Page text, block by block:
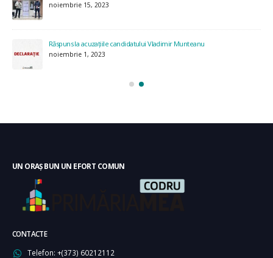
noiembrie 15, 2023
Răspuns la acuzațiile candidatului Vladimir Munteanu
noiembrie 1, 2023
UN ORAȘ BUN UN EFORT COMUN
CONTACTE
Telefon: +(373) 60212112